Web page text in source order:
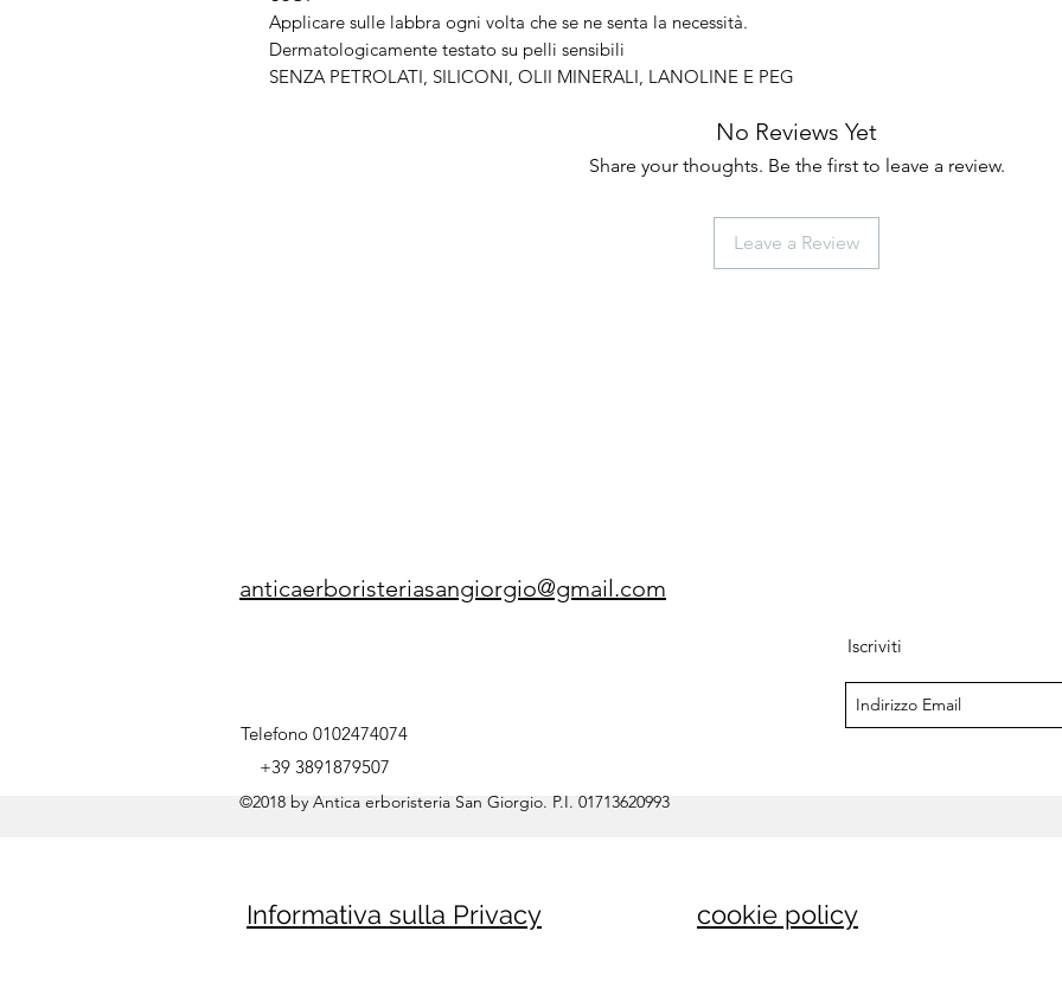
Applicare sulle labbra ogni volta che se ne senta la necessità.
Dermatologicamente testato su pelli sensibili
SENZA PETROLATI, SILICONI, OLII MINERALI, LANOLINE E PEG
No Reviews Yet
Share your thoughts. Be the first to leave a review.
Leave a Review
anticaerboristeriasangiorgio@gmail.com
Telefono 0102474074
+39 3891879507
Iscriviti
©2018 by Antica erboristeria San Giorgio. P.I. 01713620993
Informativa sulla Privacy cookie policy